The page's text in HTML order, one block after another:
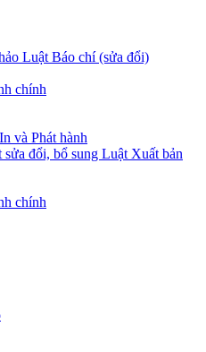
Luật Báo chí (sửa đổi)
chính
và Phát hành
đổi, bổ sung Luật Xuất bản
chính